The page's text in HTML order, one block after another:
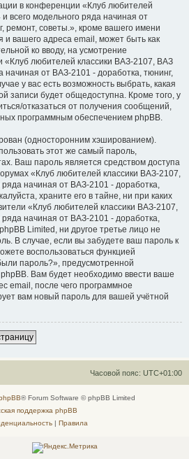
в конференции «Клуб любителей
всего модельного ряда начиная от
ремонт, советы.», кроме вашего имени
и вашего адреса email, может быть как
ко вводу, на усмотрение
любителей классики ВАЗ-2107, ВАЗ
начиная от ВАЗ-2101 - доработка, тюнинг,
у вас есть возможность выбрать, какая
записи будет общедоступна. Кроме того, у
отказаться от получения сообщений,
программным обеспечением phpBB.
(односторонним хэшированием).
этот же самый пароль,
Ваш пароль является средством доступа
«Клуб любителей классики ВАЗ-2107,
ряда начиная от ВАЗ-2101 - доработка,
храните его в тайне, ни при каких
«Клуб любителей классики ВАЗ-2107,
ряда начиная от ВАЗ-2101 - доработка,
Limited, ни другое третье лицо не
В случае, если вы забудете ваш пароль к
воспользоваться функцией
пароль?», предусмотренной
Вам будет необходимо ввести ваше
email, после чего программное
вам новый пароль для вашей учётной
Часовой пояс: UTC+01:00
® Forum Software © phpBB Limited
поддержка phpBB
| Правила